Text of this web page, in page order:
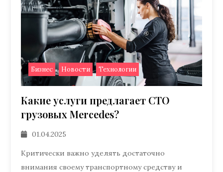
Бизнес , Новости , Технологии
Какие услуги предлагает СТО
грузовых Mercedes?
01.04.2025
Критически важно уделять достаточно
внимания своему транспортному средству и